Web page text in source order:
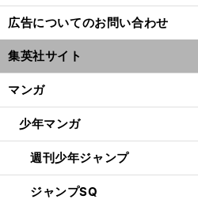
広告についてのお問い合わせ
集英社サイト
マンガ
少年マンガ
週刊少年ジャンプ
ジャンプSQ